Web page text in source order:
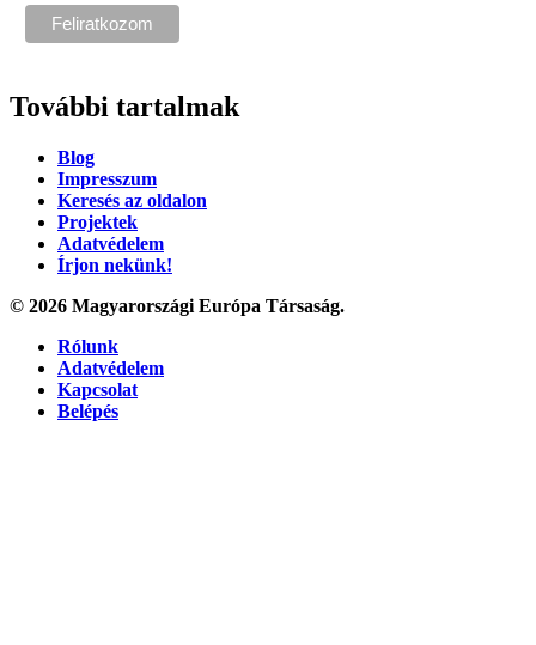
További tartalmak
Blog
Impresszum
Keresés az oldalon
Projektek
Adatvédelem
Írjon nekünk!
© 2026 Magyarországi Európa Társaság.
Rólunk
Adatvédelem
Kapcsolat
Belépés